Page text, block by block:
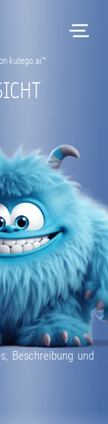
kutego.ai™
Beschreibung und
Software
Hardware
Kontakt
Magazin